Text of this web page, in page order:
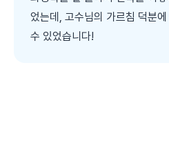
었는데, 고수님의 가르침 덕분
수 있었습니다!